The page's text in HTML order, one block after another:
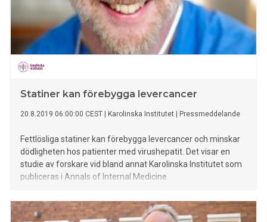
Statiner kan förebygga levercancer
20.8.2019 06:00:00 CEST Karolinska Institutet Pressmeddelande
Fettlösliga statiner kan förebygga levercancer och minskar
dödligheten hos patienter med virushepatit. Det visar en
studie av forskare vid bland annat Karolinska Institutet som
publiceras i Annals of Internal Medicine.